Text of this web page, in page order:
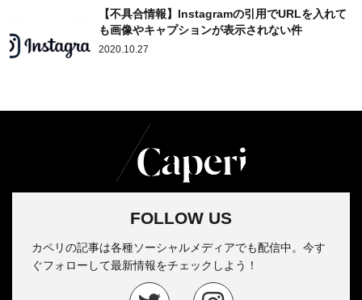
【不具合情報】Instagramの引用でURLを入れて
も画像やキャプションが表示されない件
2020.10.27
FOLLOW US
カペリの記事は各種ソーシャルメディアでも配信中。今す
ぐフォローして最新情報をチェックしよう！